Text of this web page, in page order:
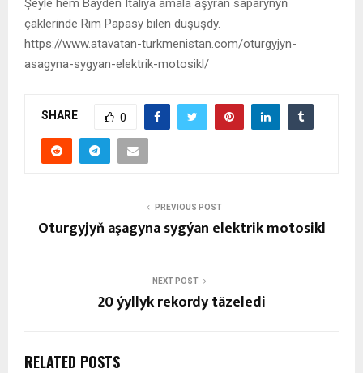
çäklerinde Rim Papasy bilen duşuşdy.
https://www.atavatan-turkmenistan.com/oturgyjyn-
asagyna-sygyan-elektrik-motosikl/
SHARE 0
PREVIOUS POST
Oturgyjyň aşagyna sygýan elektrik motosikl
NEXT POST
20 ýyllyk rekordy täzeledi
RELATED POSTS